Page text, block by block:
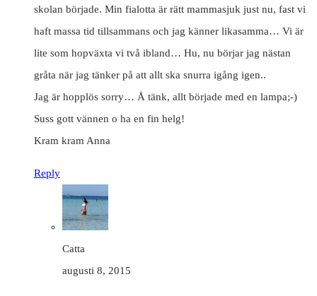
skolan började. Min fialotta är rätt mammasjuk just nu, fast vi
haft massa tid tillsammans och jag känner likasamma… Vi är
lite som hopväxta vi två ibland… Hu, nu börjar jag nästan
gråta när jag tänker på att allt ska snurra igång igen..
Jag är hopplös sorry… Å tänk, allt började med en lampa;-)
Suss gott vännen o ha en fin helg!
Kram kram Anna
Reply
Catta
augusti 8, 2015